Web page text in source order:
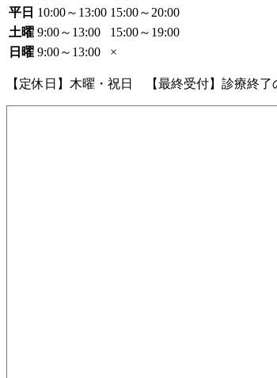
平日 10:00～13:00 15:00～20:00
土曜 9:00～13:00
15:00～19:00
日曜 9:00～13:00 ×
【定休日】木曜・祝日 【最終受付】診療終了